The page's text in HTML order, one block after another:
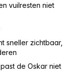
vuilresten niet
sneller zichtbaar,
de Oskar niet